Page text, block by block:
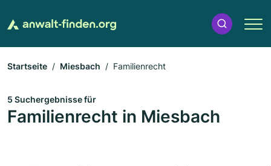
Startseite Miesbach Familienrecht
5 Suchergebnisse für
Familienrecht in Miesbach